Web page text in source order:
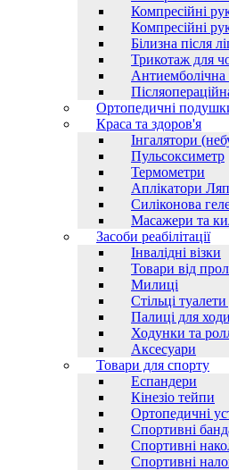
Компресійні
Компресійні
Білизна після
Трикотаж для
Антиемболічна
Ортопедичні
Краса та здоров'я
Інгалятори
Пульсоксиметр
Термометри
Аплікатори
Силіконова
Масажери та
Засоби реабілітації
Інвалідні візки
Товари від
Милиці
Стільці туалети
Палиці для ходи
Ходунки та
Аксесуари
Товари для спорту
Еспандери
Кінезіо тейпи
Ортопедичні
Спортивні
Спортивні
Спортивні